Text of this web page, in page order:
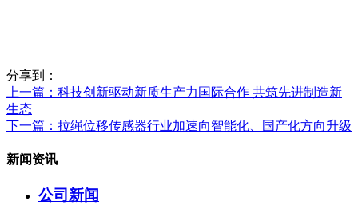
分享到：
上一篇 ：科技创新驱动新质生产力国际合作 共筑先进制造新
生态
下一篇 ：拉绳位移传感器行业加速向智能化、国产化方向升级
新闻资讯
公司新闻